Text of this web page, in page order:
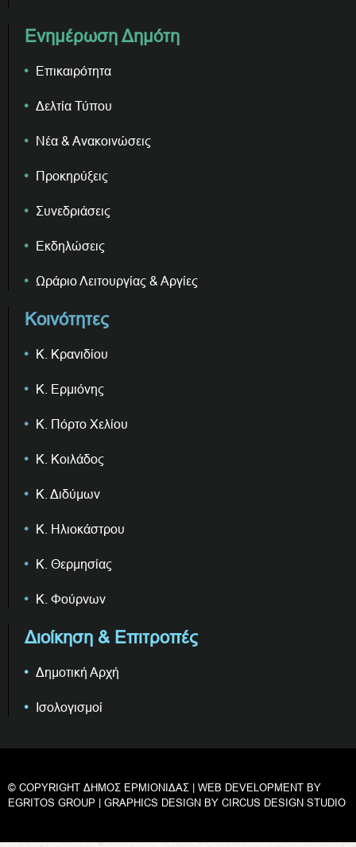
Ενημέρωση Δημότη
Επικαιρότητα
Δελτία Τύπου
Νέα & Ανακοινώσεις
Προκηρύξεις
Συνεδριάσεις
Εκδηλώσεις
Ωράριο Λειτουργίας & Αργίες
Κοινότητες
Κ. Κρανιδίου
Κ. Ερμιόνης
Κ. Πόρτο Χελίου
Κ. Κοιλάδος
Κ. Διδύμων
Κ. Ηλιοκάστρου
Κ. Θερμησίας
Κ. Φούρνων
Διοίκηση & Επιτροπές
Δημοτική Αρχή
Ισολογισμοί
© COPYRIGHT ΔΗΜΟΣ ΕΡΜΙΟΝΙΔΑΣ | WEB DEVELOPMENT BY
EGRITOS GROUP | GRAPHICS DESIGN BY CIRCUS DESIGN STUDIO